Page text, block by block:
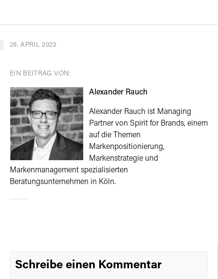
28. APRIL 2023
EIN BEITRAG VON:
Alexander Rauch
Alexander Rauch ist Managing
Partner von Spirit for Brands, einem
auf die Themen
Markenpositionierung,
Markenstrategie und
Markenmanagement spezialisierten
Beratungsunternehmen in Köln.
Schreibe einen Kommentar